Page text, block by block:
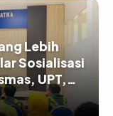
Lebih
Sosialisasi
UPT,